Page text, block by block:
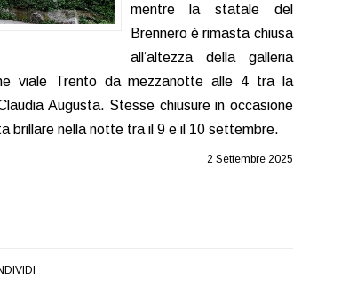
mentre la statale del
Brennero è rimasta chiusa
all’altezza della galleria
viale Trento da mezzanotte alle 4 tra la
Augusta. Stesse chiusure in occasione
brillare nella notte tra il 9 e il 10 settembre.
2 Settembre 2025